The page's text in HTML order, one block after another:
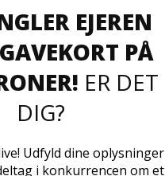
EJEREN
PÅ
ER DET
DIG?
Udfyld dine oplysninger
i konkurrencen om et